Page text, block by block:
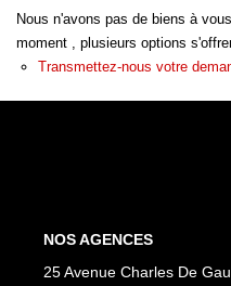
NOS
Nous n'avons pas de biens à
moment , plusieurs options
Transmettez-nous votre
NOS AGENCES
25 Avenue Charles De